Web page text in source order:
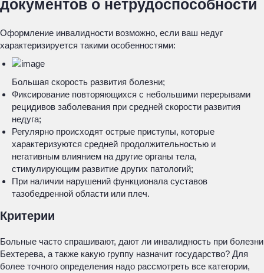
документов о нетрудоспособности
Оформление инвалидности возможно, если ваш недуг
характеризируется такими особенностями:
Большая скорость развития болезни;
Фиксирование повторяющихся с небольшими перерывами
рецидивов заболевания при средней скорости развития
недуга;
Регулярно происходят острые приступы, которые
характеризуются средней продолжительностью и
негативным влиянием на другие органы тела,
стимулирующим развитие других патологий;
При наличии нарушений функционала суставов
тазобедренной области или плеч.
Критерии
Больные часто спрашивают, дают ли инвалидность при болезни
Бехтерева, а также какую группу назначит государство? Для
более точного определения надо рассмотреть все категории,